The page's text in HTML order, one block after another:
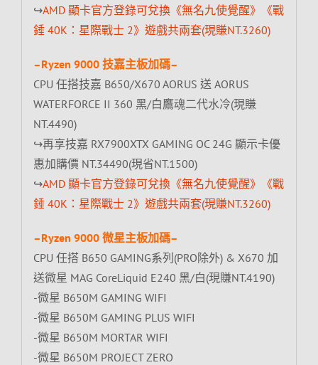
↪AMD 顯卡官方登錄可兌換《無名九使覺醒》《戰
錘 40K：星際戰士 2》遊戲共兩套(現賺NT.3260)
–Ryzen 9000 技嘉主板加碼–
CPU 任搭技嘉 B650/X670 AORUS 送 AORUS
WATERFORCE II 360 黑/白鷹魂二代水冷(現賺
NT.4490)
↪再享技嘉 RX7900XTX GAMING OC 24G 顯示卡優
惠加購價 NT.34490(現省NT.1500)
↪AMD 顯卡官方登錄可兌換《無名九使覺醒》《戰
錘 40K：星際戰士 2》遊戲共兩套(現賺NT.3260)
–Ryzen 9000 微星主板加碼–
CPU 任搭 B650 GAMING系列(PRO除外) & X670 加
送微星 MAG CoreLiquid E240 黑/白(現賺NT.4190)
-微星 B650M GAMING WIFI
-微星 B650M GAMING PLUS WIFI
-微星 B650M MORTAR WIFI
-微星 B650M PROJECT ZERO